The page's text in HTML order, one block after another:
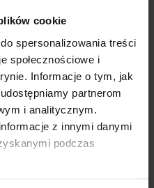
cookie
spersonalizowania treści
społecznościowe i
Informacje o tym, jak
partnerom
i analitycznym.
z innymi danymi
podczas
rozwoju efektywnych,
i współpracę z
Nazwą naszego